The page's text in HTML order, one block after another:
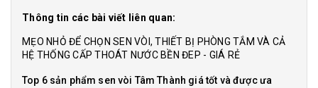
Thông tin các bài viết liên quan:
MẸO NHỎ ĐỂ CHỌN SEN VÒI, THIẾT BỊ PHÒNG TẮM VÀ CẢ
HỆ THỐNG CẤP THOÁT NƯỚC BỀN ĐEP - GIÁ RẺ
Top 6 sản phẩm sen vòi Tâm Thành giá tốt và được ưa